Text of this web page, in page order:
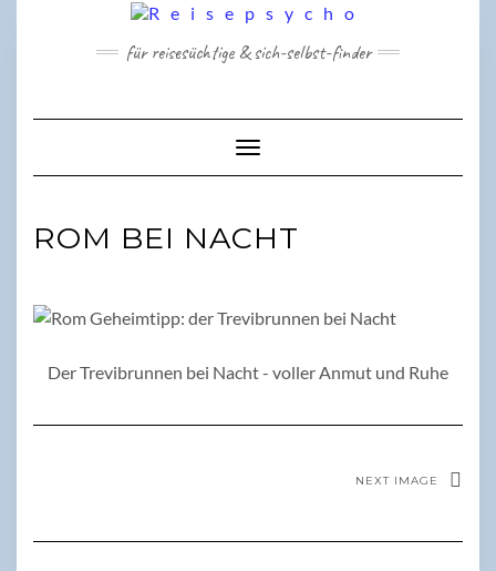
für reisesüchtige & sich-selbst-finder
Toggle Navigation
ROM BEI NACHT
Der Trevibrunnen bei Nacht - voller Anmut und Ruhe
NEXT IMAGE